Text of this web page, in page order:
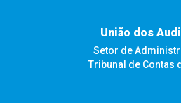
União dos
Setor de
Tribunal de Contas